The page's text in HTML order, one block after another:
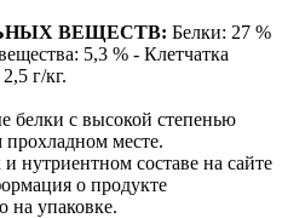
ВЕЩЕСТВ: Белки: 27 %
5,3 % - Клетчатка
г/кг.
белки с высокой степенью
прохладном месте.
нутриентном составе на сайте
о продукте
на упаковке.